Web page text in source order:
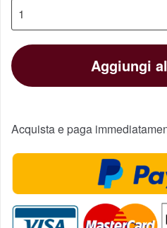
Aggiungi
Acquista e paga